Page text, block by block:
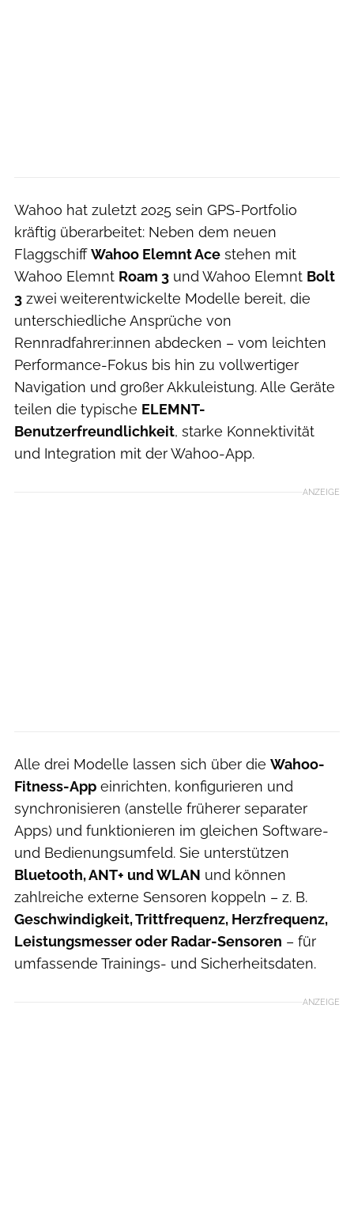
Wahoo hat zuletzt 2025 sein GPS-Portfolio
kräftig überarbeitet: Neben dem neuen
FlaggschiffWahoo Elemnt Ace stehen mit
Wahoo Elemnt Roam 3 und Wahoo Elemnt Bolt
3 zwei weiterentwickelte Modelle bereit, die
unterschiedliche Ansprüche von
Rennradfahrer:innen abdecken – vom leichten
Performance-Fokus bis hin zu vollwertiger
Navigation und großer Akkuleistung. Alle Geräte
teilen die typische ELEMNT-
Benutzerfreundlichkeit, starke Konnektivität
und Integration mit der Wahoo-App.
ANZEIGE
Alle drei Modelle lassen sich über die Wahoo-
Fitness-App einrichten, konfigurieren und
synchronisieren (anstelle früherer separater
Apps) und funktionieren im gleichen Software-
und Bedienungsumfeld. Sie unterstützen
Bluetooth, ANT+ und WLAN und können
zahlreiche externe Sensoren koppeln – z. B.
Geschwindigkeit, Trittfrequenz, Herzfrequenz,
Leistungsmesser oder Radar-Sensoren – für
umfassende Trainings- und Sicherheitsdaten.
ANZEIGE